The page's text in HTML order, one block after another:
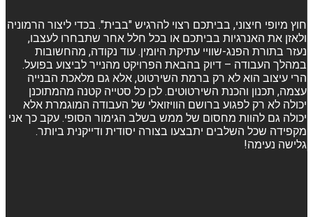
חוץ מיופי חיצוני, בביתכם רצוי להרגיש "בבית". בכדי ליצור הרמוניה
ולאזן את האנרגיות בביתכם או בכל חלל אחר שתבחרו לעצבו,
נעזר בתורת הפנג-שוויי עתיקת היומין. עוד נקודה, מהחשובות
במהלך העבודה – דיוק בהבאת הפרויקט מהנייר לביצוע בפועל.
הרי עיצוב הוא לא רק ברמת השירטוט, אלא גם מלאכת הבנייה
עצמה, תכנון והכנת השירטוטים. לכן כל סטייה קטנה מהמתוכנן
יכולה לא רק לפגוע ברושם הוויזואלי של העבודה המוגמרת אלא
יכולה גם להוות מחסום של ממש בשלב הגימור הסופי. עקב כך אני
מקפידה שכל השלבים יתבצעו בצורה יסודית ודייקנית ביותר.
גלישה נעימה!